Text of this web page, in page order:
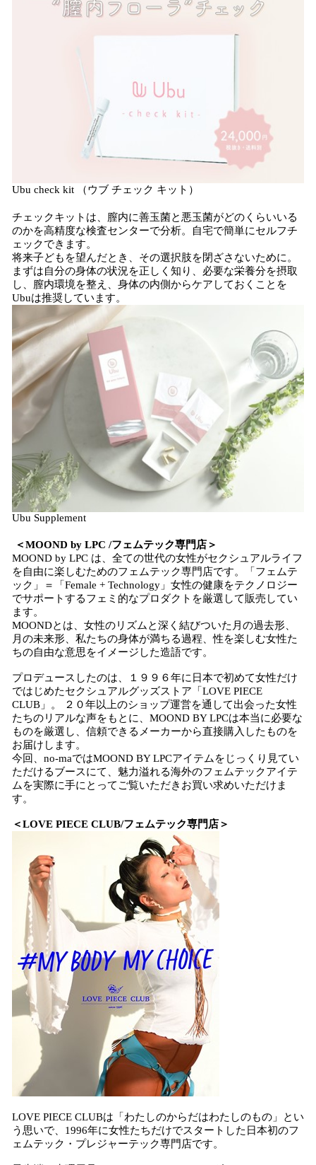
Ubu check kit （ウブ チェック キット）
チェックキットは、膣内に善玉菌と悪玉菌がどのくらいいる
のかを高精度な検査センターで分析。自宅で簡単にセルフチ
ェックできます。
将来子どもを望んだとき、その選択肢を閉ざさないために。
まずは自分の身体の状況を正しく知り、必要な栄養分を摂取
し、膣内環境を整え、身体の内側からケアしておくことを
Ubuは推奨しています。
Ubu Supplement
＜MOOND by LPC /フェムテック専門店＞
MOOND by LPC は、全ての世代の女性がセクシュアルライフ
を自由に楽しむためのフェムテック専門店です。「フェムテ
ック」＝「Female + Technology」女性の健康をテクノロジー
でサポートするフェミ的なプロダクトを厳選して販売してい
ます。
MOONDとは、女性のリズムと深く結びついた月の過去形、
月の未来形、私たちの身体が満ちる過程、性を楽しむ女性た
ちの自由な意思をイメージした造語です。
プロデュースしたのは、１９９６年に日本で初めて女性だけ
ではじめたセクシュアルグッズストア「LOVE PIECE
CLUB」。 ２０年以上のショップ運営を通して出会った女性
たちのリアルな声をもとに、MOOND BY LPCは本当に必要な
ものを厳選し、信頼できるメーカーから直接購入したものを
お届けします。
今回、no-maではMOOND BY LPCアイテムをじっくり見てい
ただけるブースにて、魅力溢れる海外のフェムテックアイテ
ムを実際に手にとってご覧いただきお買い求めいただけま
す。
＜LOVE PIECE CLUB/フェムテック専門店＞
LOVE PIECE CLUBは「わたしのからだはわたしのもの」とい
う思いで、1996年に女性たちだけでスタートした日本初のフ
ェムテック・プレジャーテック専門店です。